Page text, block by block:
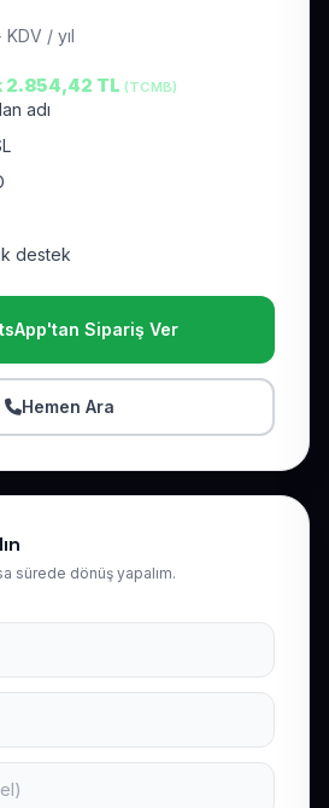
KDV / yıl
2.854,42 TL (TCMB)
adı
destek
Sipariş Ver
Hemen Ara
sürede dönüş yapalım.